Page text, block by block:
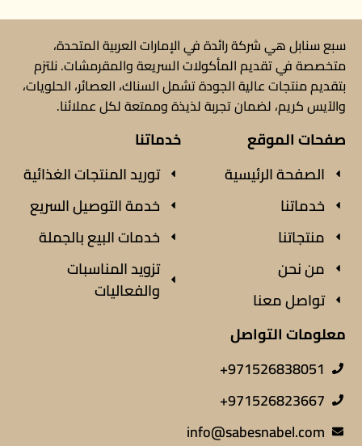
سبع سنابل هي شركة رائدة في الإمارات العربية المتحدة،
متخصصة في تقديم المأكولات السريعة والمقرمشات. نلتزم
بتقديم منتجات عالية الجودة تشمل السناك، العصائر، الحلويات،
والآيس كريم، لضمان تجربة لذيذة وممتعة لكل عملائنا.
صفحات الموقع
الصفحة الرئيسية
خدماتنا
منتجاتنا
من نحن
تواصل معنا
خدماتنا
توريد المنتجات الغذائية
خدمة التوصيل السريع
خدمات البيع بالجملة
تزويد المناسبات
والفعاليات
معلومات التواصل
971526838051+
971526823667+
info@sabesnabel.com